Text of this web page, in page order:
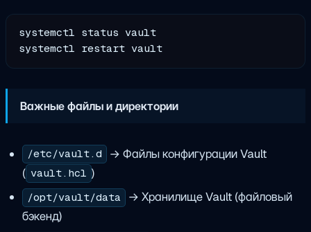
systemctl status vault
Важные файлы и директории
/etc/vault.d
→ Файлы конфигурации Vault
( vault.hcl )
/opt/vault/data
→ Хранилище Vault (файловый
бэкенд)